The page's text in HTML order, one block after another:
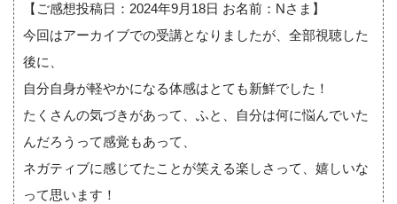
【ご感想投稿日：2024年9月18日 お名前：Nさま】
今回はアーカイブでの受講となりましたが、全部視聴した
後に、
自分自身が軽やかになる体感はとても新鮮でした！
たくさんの気づきがあって、ふと、自分は何に悩んでいた
んだろうって感覚もあって、
ネガティブに感じてたことが笑える楽しさって、嬉しいな
って思います！